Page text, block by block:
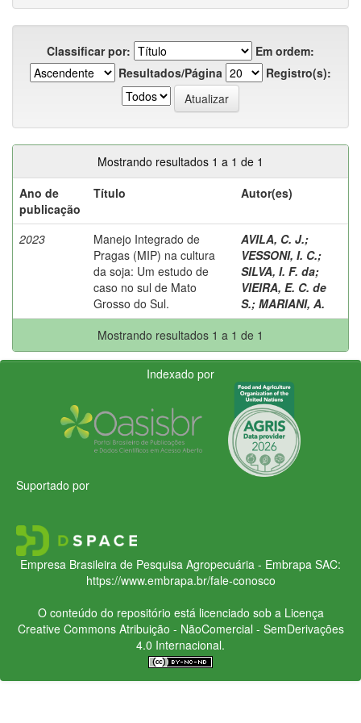
Classificar por:
Em ordem:
Resultados/Página
Registro(s):
Mostrando resultados 1 a 1 de 1
Ano de
publicação
Título Autor(es)
2023
Manejo Integrado de
Pragas (MIP) na cultura
da soja: Um estudo de
caso no sul de Mato
Grosso do Sul.
AVILA, C. J.;
VESSONI, I. C.;
SILVA, I. F. da;
VIEIRA, E. C. de
S.; MARIANI, A.
Mostrando resultados 1 a 1 de 1
Indexado por
Suportado por
Empresa Brasileira de Pesquisa Agropecuária - Embrapa SAC:
https://www.embrapa.br/fale-conosco
O conteúdo do repositório está licenciado sob a Licença
Creative CommonsAtribuição - NãoComercial - SemDerivações
4.0 Internacional.